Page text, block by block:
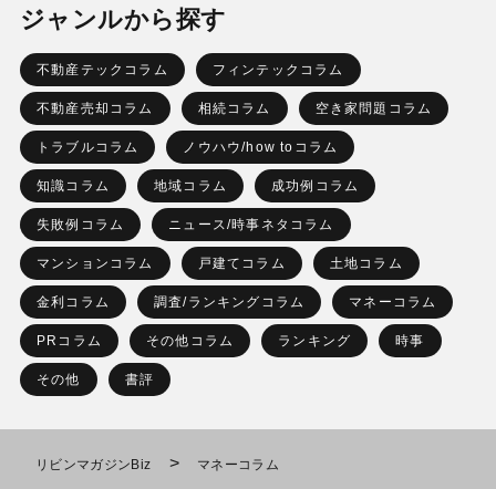
ジャンルから探す
不動産テックコラム フィンテックコラム
不動産売却コラム 相続コラム 空き家問題コラム
トラブルコラム ノウハウ/how toコラム
知識コラム 地域コラム 成功例コラム
失敗例コラム ニュース/時事ネタコラム
マンションコラム 戸建てコラム 土地コラム
金利コラム 調査/ランキングコラム マネーコラム
PRコラム その他コラム ランキング 時事
その他 書評
リビンマガジンBiz > マネーコラム